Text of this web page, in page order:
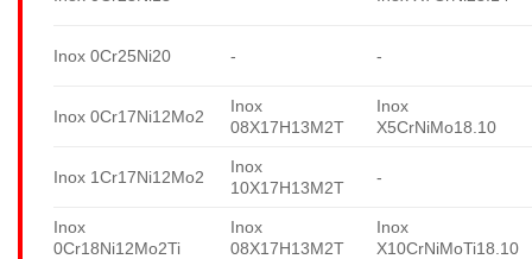
Inox 0Cr25Ni20 - -
Inox 0Cr17Ni12Mo2
Inox
08X17H13M2T
Inox
X5CrNiMo18.10
Inox 1Cr17Ni12Mo2
Inox
10X17H13M2T
-
Inox
0Cr18Ni12Mo2Ti
Inox
08X17H13M2T
Inox
X10CrNiMoTi18.10